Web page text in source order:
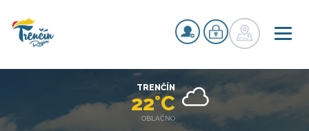
TRENČÍN
22°C
OBLAČNO